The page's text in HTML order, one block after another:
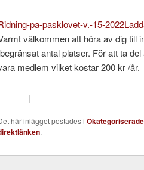
pa-pasklovet-v.-15-2022
välkommen att höra av dig till
antal platser. För att ta
medlem vilket kostar 200 kr /år.
här inlägget postades iOkategoriserade
.